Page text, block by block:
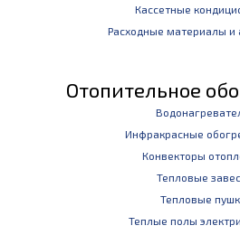
Кассетные
Расходные материалы и
Отопительное
Инфракрасные
Конвекторы
Тепловые
Тепловые
Теплые полы